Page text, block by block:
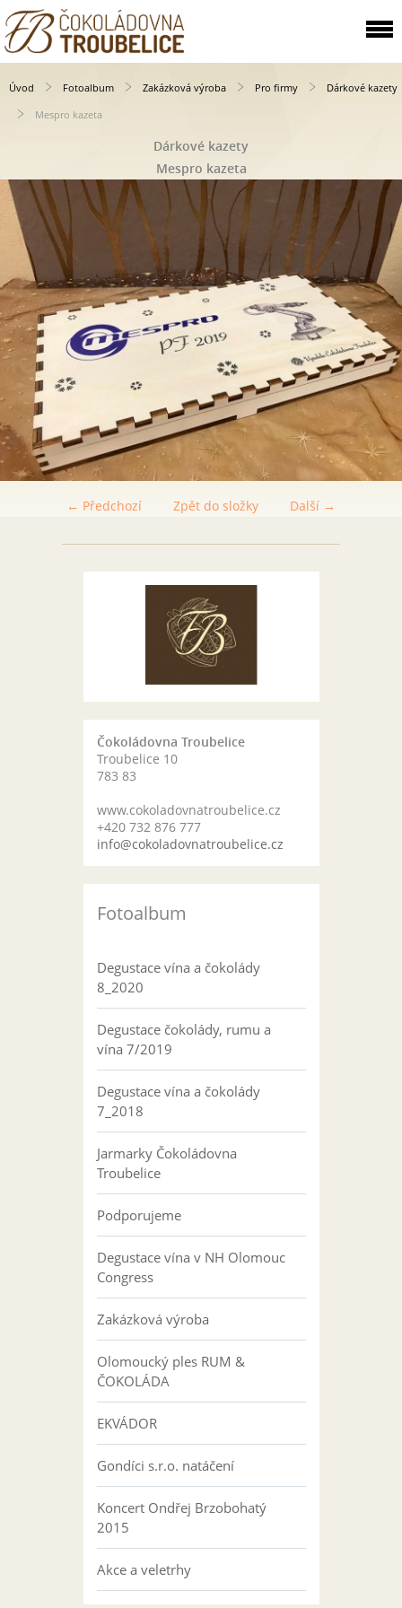
Úvod Fotoalbum Zakázková výroba Pro firmy
Dárkové kazety
Mespro kazeta
Dárkové kazety
Mespro kazeta
← Předchozí Další →
Zpět do složky
Čokoládovna Troubelice
Troubelice 10
783 83
www.cokoladovnatroubelice.cz
+420 732 876 777
info@cokoladovnatroubelice.cz
Fotoalbum
Degustace vína a čokolády
8_2020
Degustace čokolády, rumu a
vína 7/2019
Degustace vína a čokolády
7_2018
Jarmarky Čokoládovna
Troubelice
Podporujeme
Degustace vína v NH Olomouc
Congress
Zakázková výroba
Olomoucký ples RUM &
ČOKOLÁDA
EKVÁDOR
Gondíci s.r.o. natáčení
Koncert Ondřej Brzobohatý
2015
Akce a veletrhy